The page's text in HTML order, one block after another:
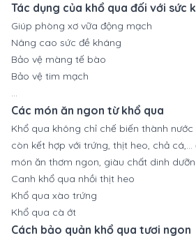
Tác dụng của khổ qua đối với sức
Giúp phòng xơ vữa động mạch
Nâng cao sức đề kháng
Bảo vệ màng tế bào
Bảo vệ tim mạch
…
Các món ăn ngon từ khổ qua
Khổ qua không chỉ chế biến thành
còn kết hợp với trứng, thịt heo, chả
món ăn thơm ngon, giàu chất dinh
Canh khổ qua nhồi thịt heo
Khổ qua xào trứng
Khổ qua cà ớt
Cách bảo quản khổ qua tươi ngon